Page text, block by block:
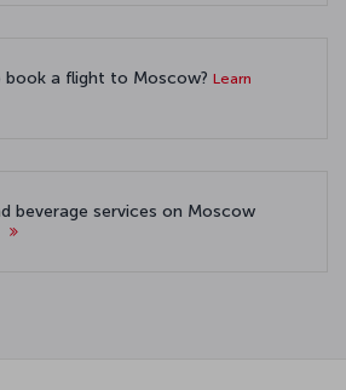
book a flight to Moscow? Learn
beverage services on Moscow